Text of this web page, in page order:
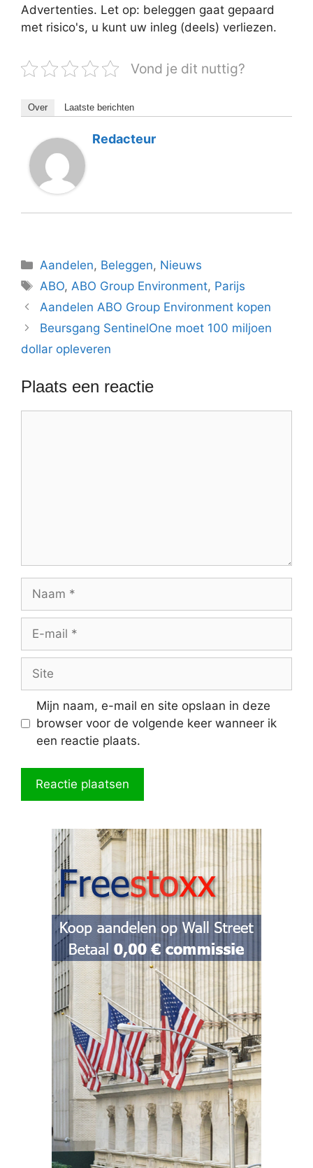
Advertenties. Let op: beleggen gaat gepaard
met risico's, u kunt uw inleg (deels) verliezen.
Vond je dit nuttig?
Over Laatste berichten
Redacteur
Categorieën
Aandelen, Beleggen, Nieuws
Tags
ABO, ABO Group Environment, Parijs
Aandelen ABO Group Environment kopen
Beursgang SentinelOne moet 100 miljoen
dollar opleveren
Plaats een reactie
Naam
Site
Mijn naam, e-mail en site opslaan in deze
browser voor de volgende keer wanneer ik
een reactie plaats.